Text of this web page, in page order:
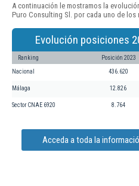
A continuación le mostramos la
Puro Consulting Sl. por cada uno de los
Evolución posiciones
Ranking Posición 2023
Nacional 436.620
Málaga 12.826
Sector CNAE 6920 8.764
Acceda a toda la